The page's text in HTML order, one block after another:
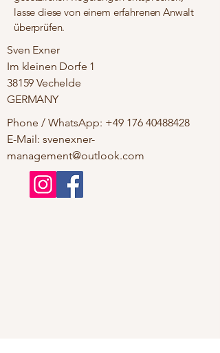
lasse diese von einem erfahrenen Anwalt
überprüfen.
Sven Exner
Im kleinen Dorfe 1
38159 Vechelde
GERMANY
Phone / WhatsApp: +49 176 40488428
E-Mail: svenexner-
management@outlook.com